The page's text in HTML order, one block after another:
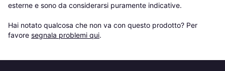
esterne e sono da considerarsi puramente indicative.
Hai notato qualcosa che non va con questo prodotto? Per
favore segnala problemi qui.